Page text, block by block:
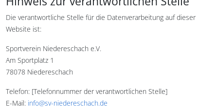
Die verantwortliche Stelle für die Datenverarbeitung auf dieser
Website ist:
Sportverein Niedereschach e.V.
Am Sportplatz 1
78078 Niedereschach
Telefon: [Telefonnummer der verantwortlichen Stelle]
E-Mail: info@sv-niedereschach.de